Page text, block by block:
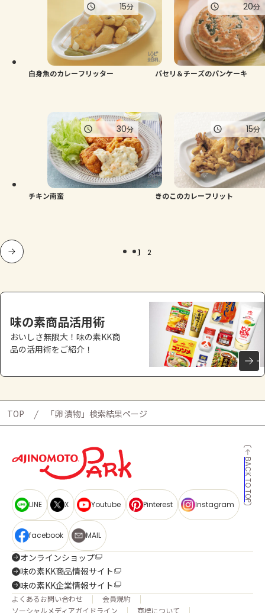
白身魚のカレーフリッター
15分
パセリ＆チーズのパンケーキ
20分
チキン南蛮
30分
きのこのカレーフリット
15分
1 2
味の素商品活用術
おいしさ無限大！味の素KK商
品の活用術をご紹介！
TOP 「卵 漬物」検索結果ページ
BACK TO TOP
LINE X Youtube Pinterest Instagram
facebook MAIL
オンラインショップ
味の素KK商品情報サイト
味の素KK企業情報サイト
よくあるお問い合わせ
会員規約
ソーシャルメディアガイドライン
商標について